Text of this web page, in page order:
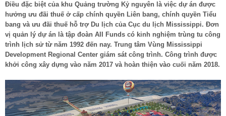
Điều đặc biệt của khu Quảng trường Kỷ nguyên là việc dự án được
hưởng ưu đãi thuế ở cấp chính quyền Liên bang, chính quyền Tiểu
bang và ưu đãi thuế hỗ trợ Du lịch của Cục du lịch Mississippi. Đơn
vị quản lý dự án là tập đoàn AII Funds có kinh nghiệm trùng tu công
trình lịch sử từ năm 1992 đến nay. Trung tâm Vùng Mississippi
Development Regional Center giám sát công trình. Công trình được
khởi công xây dựng vào năm 2017 và hoàn thiện vào cuối năm 2018.